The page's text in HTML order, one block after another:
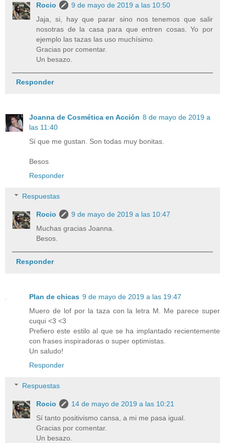
Rocio
9 de mayo de 2019 a las 10:50
Jaja, si, hay que parar sino nos tenemos que salir
nosotras de la casa para que entren cosas. Yo por
ejemplo las tazas las uso muchísimo.
Gracias por comentar.
Un besazo.
Responder
Joanna de Cosmética en Acción 8 de mayo de 2019 a
las 11:40
Sí que me gustan. Son todas muy bonitas.
Besos
Responder
Respuestas
Rocio
9 de mayo de 2019 a las 10:47
Muchas gracias Joanna.
Besos.
Responder
Plan de chicas 9 de mayo de 2019 a las 19:47
Muero de lof por la taza con la letra M. Me parece super
cuqui <3 <3
Prefiero este estilo al que se ha implantado recientemente
con frases inspiradoras o super optimistas.
Un saludo!
Responder
Respuestas
Rocio
14 de mayo de 2019 a las 10:21
Sí tanto positivismo cansa, a mi me pasa igual.
Gracias por comentar.
Un besazo.